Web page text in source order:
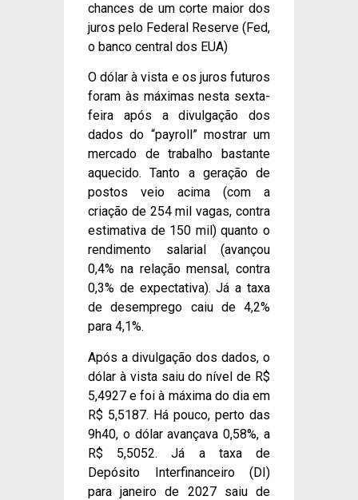
chances de um corte maior dos
juros pelo Federal Reserve (Fed,
o banco central dos EUA)
O dólar à vista e os juros futuros
foram às máximas nesta sexta-
feira após a divulgação dos
dados do “payroll” mostrar um
mercado de trabalho bastante
aquecido. Tanto a geração de
postos veio acima (com a
criação de 254 mil vagas, contra
estimativa de 150 mil) quanto o
rendimento salarial (avançou
0,4% na relação mensal, contra
0,3% de expectativa). Já a taxa
de desemprego caiu de 4,2%
para 4,1%.
Após a divulgação dos dados, o
dólar à vista saiu do nível de R$
5,4927 e foi à máxima do dia em
R$ 5,5187. Há pouco, perto das
9h40, o dólar avançava 0,58%, a
R$ 5,5052. Já a taxa de
Depósito Interfinanceiro (DI)
para janeiro de 2027 saiu de